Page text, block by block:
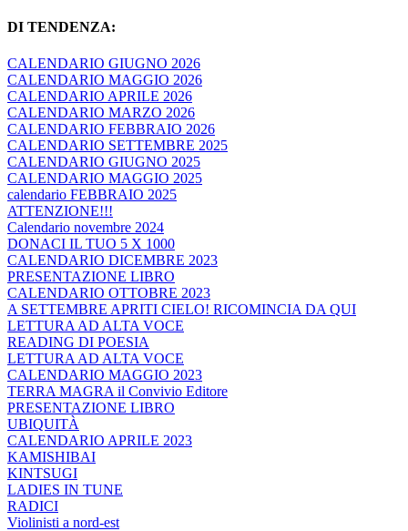
DI TENDENZA:
CALENDARIO GIUGNO 2026
CALENDARIO MAGGIO 2026
CALENDARIO APRILE 2026
CALENDARIO MARZO 2026
CALENDARIO FEBBRAIO 2026
CALENDARIO SETTEMBRE 2025
CALENDARIO GIUGNO 2025
CALENDARIO MAGGIO 2025
calendario FEBBRAIO 2025
ATTENZIONE!!!
Calendario novembre 2024
DONACI IL TUO 5 X 1000
CALENDARIO DICEMBRE 2023
PRESENTAZIONE LIBRO
CALENDARIO OTTOBRE 2023
A SETTEMBRE APRITI CIELO! RICOMINCIA DA QUI
LETTURA AD ALTA VOCE
READING DI POESIA
LETTURA AD ALTA VOCE
CALENDARIO MAGGIO 2023
TERRA MAGRA il Convivio Editore
PRESENTAZIONE LIBRO
UBIQUITÀ
CALENDARIO APRILE 2023
KAMISHIBAI
KINTSUGI
LADIES IN TUNE
RADICI
Violinisti a nord-est